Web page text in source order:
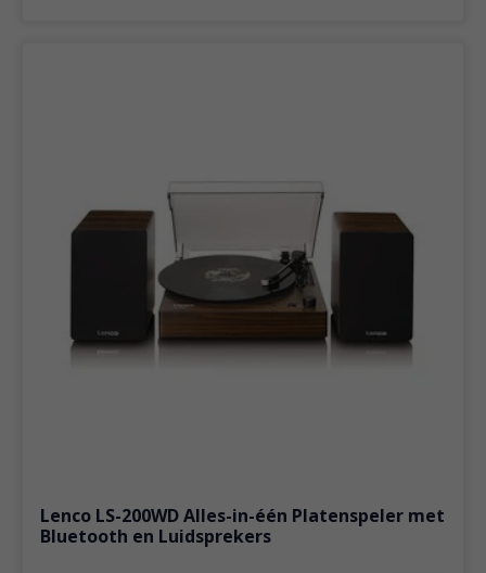
Lenco LS-200WD Alles-in-één Platenspeler met
Bluetooth en Luidsprekers